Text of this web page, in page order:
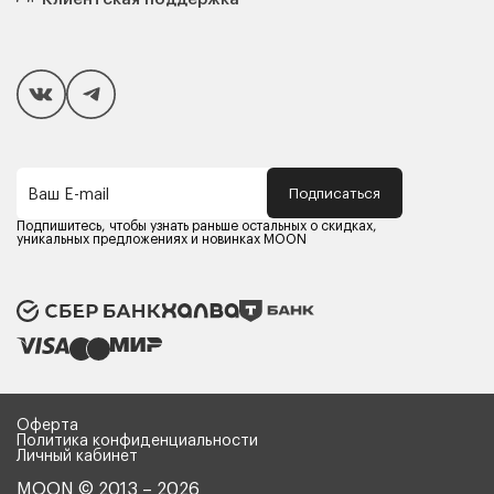
Чехлы и наматрасники
Покупателям
Способы оплаты
Компания MOON
Оферта
Политика конфиденциальности
Карьера в MOON
Ваш E-mail Подписаться
Подпишитесь, чтобы узнать раньше остальных о скидках,
уникальных предложениях и новинках MOON
MOON © 2013 – 2026
Оферта
Политика конфиденциальности
Личный кабинет